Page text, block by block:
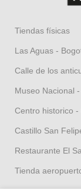
Tiendas físicas
Las Aguas -
Calle de los
Museo Nacional
Centro historico -
Castillo San
Restaurante El
Tienda